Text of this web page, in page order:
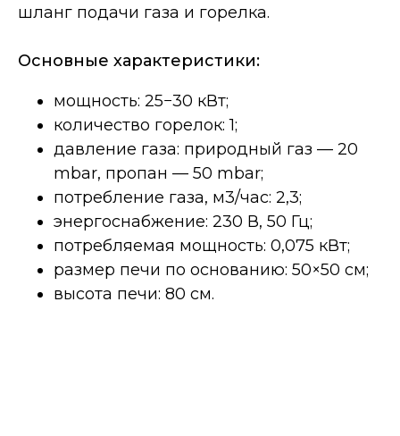
шланг подачи газа и горелка.
Основные характеристики:
мощность: 25−30 кВт;
количество горелок: 1;
давление газа: природный газ — 20
mbar, пропан — 50 mbar;
потребление газа, м3/час: 2,3;
энергоснабжение: 230 В, 50 Гц;
потребляемая мощность: 0,075 кВт;
размер печи по основанию: 50×50 см;
высота печи: 80 см.